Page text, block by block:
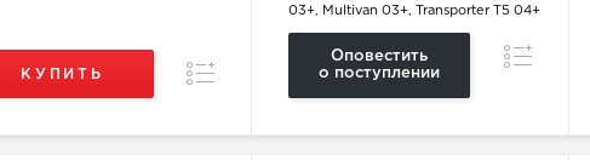
КУПИТЬ Сравнение
03+, Multivan 03+, Transporter T5 04+
Оповестить
о поступлении
Сравнение